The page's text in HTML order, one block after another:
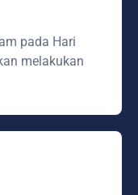
pada Hari
melakukan